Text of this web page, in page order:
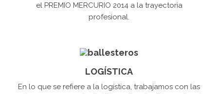
el PREMIO MERCURIO 2014 a la trayectoria
profesional.
LOGÍSTICA
En lo que se refiere a la logística, trabajamos con las